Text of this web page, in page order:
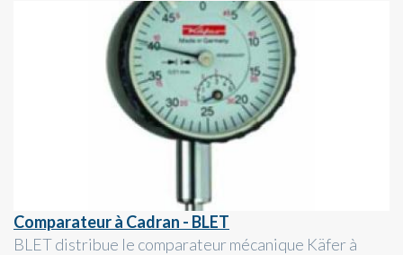
Comparateur à Cadran - BLET
BLET distribue le comparateur mécanique Käfer à